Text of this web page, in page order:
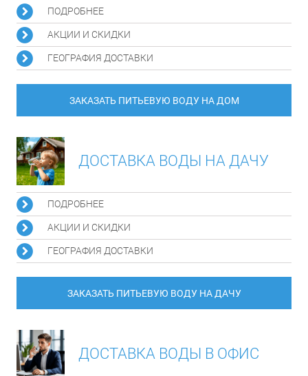
ПОДРОБНЕЕ
АКЦИИ И СКИДКИ
ГЕОГРАФИЯ ДОСТАВКИ
ЗАКАЗАТЬ ПИТЬЕВУЮ ВОДУ НА ДОМ
ДОСТАВКА ВОДЫ НА ДАЧУ
ПОДРОБНЕЕ
АКЦИИ И СКИДКИ
ГЕОГРАФИЯ ДОСТАВКИ
ЗАКАЗАТЬ ПИТЬЕВУЮ ВОДУ НА ДАЧУ
ДОСТАВКА ВОДЫ В ОФИС